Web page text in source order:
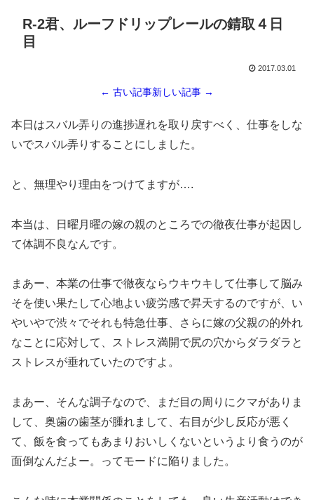
R-2君、ルーフドリップレールの錆取４日
目
2017.03.01
← 古い記事新しい記事 →
本日はスバル弄りの進捗遅れを取り戻すべく、仕事をしな
いでスバル弄りすることにしました。
と、無理やり理由をつけてますが….
本当は、日曜月曜の嫁の親のところでの徹夜仕事が起因し
て体調不良なんです。
まあー、本業の仕事で徹夜ならウキウキして仕事して脳み
そを使い果たして心地よい疲労感で昇天するのですが、い
やいやで渋々でそれも特急仕事、さらに嫁の父親の的外れ
なことに応対して、ストレス満開で尻の穴からダラダラと
ストレスが垂れていたのですよ。
まあー、そんな調子なので、まだ目の周りにクマがありま
して、奥歯の歯茎が腫れまして、右目が少し反応が悪く
て、飯を食ってもあまりおいしくないというより食うのが
面倒なんだよー。ってモードに陥りました。